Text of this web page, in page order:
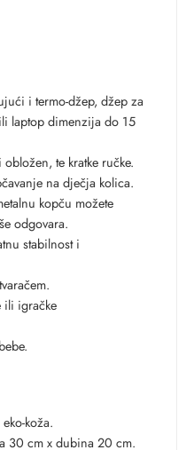
i termo-džep, džep za
laptop dimenzija do 15
te kratke ručke.
na dječja kolica.
kopču možete
odgovara.
stabilnost i
ili igračke
koža.
30 cm x dubina 20 cm.